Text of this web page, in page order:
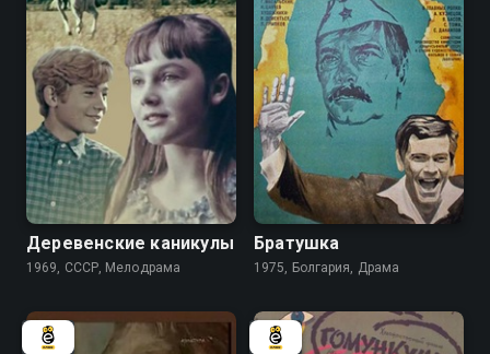
Деревенские каникулы
1969, СССР, Мелодрама
6.9
Братушка
1975, Болгария, Драма